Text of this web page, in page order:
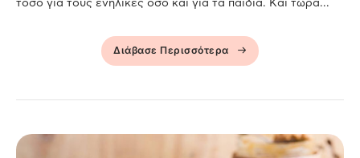
τόσο για τους ενήλικες όσο και για τα παιδιά. Και τώρα...
Διάβασε Περισσότερα